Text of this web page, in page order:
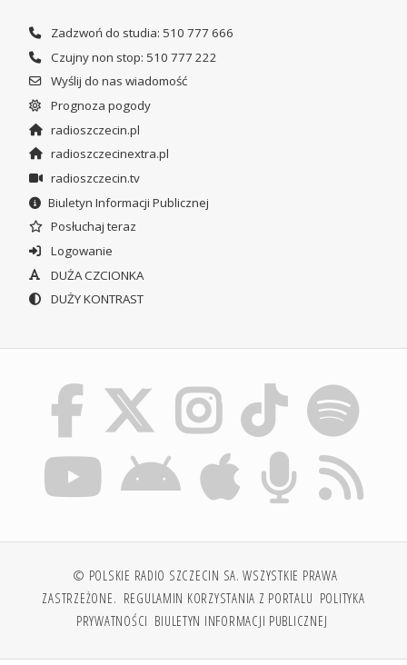
Zadzwoń do studia: 510 777 666
Czujny non stop: 510 777 222
Wyślij do nas wiadomość
Prognoza pogody
radioszczecin.pl
radioszczecinextra.pl
radioszczecin.tv
Biuletyn Informacji Publicznej
Posłuchaj teraz
Logowanie
DUŻA CZCIONKA
DUŻY KONTRAST
© POLSKIE RADIO SZCZECIN SA. WSZYSTKIE PRAWA
ZASTRZEŻONE. REGULAMIN KORZYSTANIA Z PORTALU POLITYKA
PRYWATNOŚCI BIULETYN INFORMACJI PUBLICZNEJ